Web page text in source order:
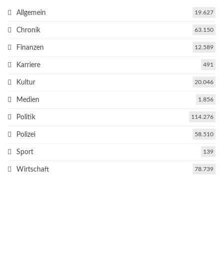
Allgemein 19.627
Chronik 63.150
Finanzen 12.589
Karriere 491
Kultur 20.046
Medien 1.856
Politik 114.276
Polizei 58.510
Sport 139
Wirtschaft 78.739